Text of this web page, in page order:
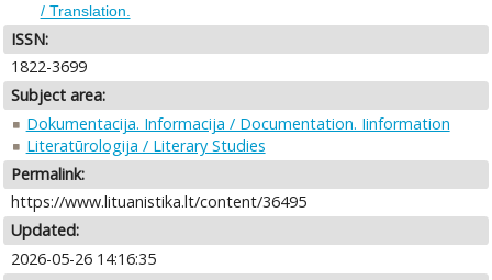
/ Translation.
ISSN:
1822-3699
Subject area:
Dokumentacija. Informacija / Documentation. Iinformation
Literatūrologija / Literary Studies
Permalink:
https://www.lituanistika.lt/content/36495
Updated:
2026-05-26 14:16:35